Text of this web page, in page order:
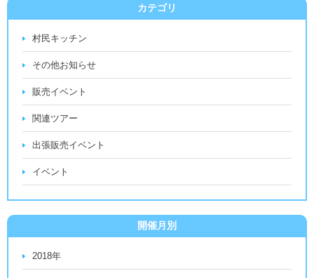
カテゴリ
村民キッチン
その他お知らせ
販売イベント
関連ツアー
出張販売イベント
イベント
開催月別
2018年